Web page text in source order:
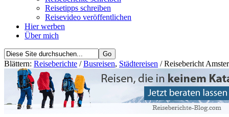
Reisetipps schreiben
Reisevideo veröffentlichen
Hier werben
Über mich
Blättern: Reiseberichte /Busreisen, Städtereisen / Reisebericht